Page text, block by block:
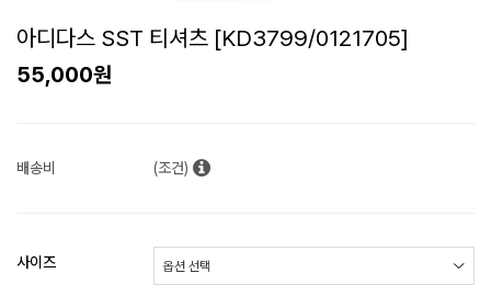
아디다스 SST 티셔츠 [KD3799/0121705]
55,000원
배송비 (조건)
사이즈